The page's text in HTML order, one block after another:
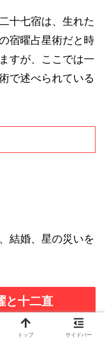
十七宿は、生れた
宿曜占星術だと時
すが、ここでは一
で述べられている
結婚、星の災いを
と十二直
トップ サイドバー